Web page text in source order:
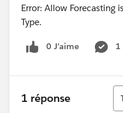
Error: Allow Forecasting
Type.
0 J’aime 1
1 réponse
Tri